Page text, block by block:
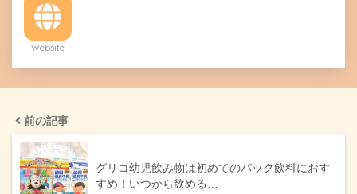
Website
前の記事
グリコ幼児飲み物は初めてのパック飲料におす
すめ！いつから飲める…